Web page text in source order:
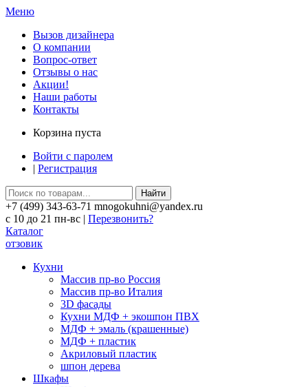
Меню
Вызов дизайнера
О компании
Вопрос-ответ
Отзывы о нас
Акции!
Наши работы
Контакты
Корзина пуста
Войти с паролем
| Регистрация
Найти
+7 (499) 343-63-71 mnogokuhni@yandex.ru
c 10 до 21 пн-вс | Перезвонить?
Каталог
отзовик
Кухни
Массив пр-во Россия
Массив пр-во Италия
3D фасады
Кухни МДФ + экошпон ПВХ
МДФ + эмаль (крашенные)
МДФ + пластик
Акриловый пластик
шпон дерева
Шкафы